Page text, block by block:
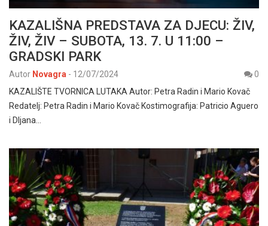
KAZALIŠNA PREDSTAVA ZA DJECU: ŽIV,
ŽIV, ŽIV – SUBOTA, 13. 7. U 11:00 –
GRADSKI PARK
Autor Novagra - 12/07/2024
0
KAZALIŠTE TVORNICA LUTAKA Autor: Petra Radin i Mario Kovač
Redatelj: Petra Radin i Mario Kovač Kostimografija: Patricio Aguero
i DIjana…